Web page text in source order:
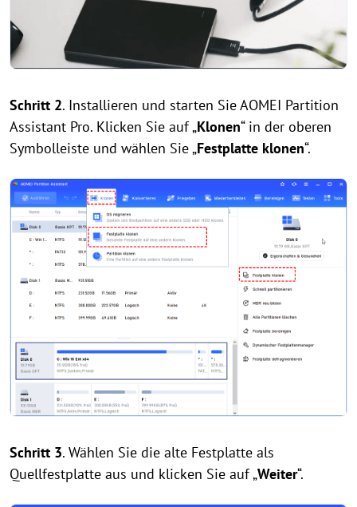
Schritt 2. Installieren und starten Sie AOMEI Partition
Assistant Pro. Klicken Sie auf „Klonen“ in der oberen
Symbolleiste und wählen Sie „Festplatte klonen“.
Schritt 3. Wählen Sie die alte Festplatte als
Quellfestplatte aus und klicken Sie auf „Weiter“.